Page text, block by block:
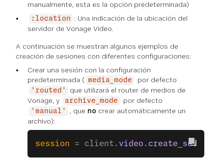
manualmente, esta es la opción predeterminada)
:location
: Una indicación de la ubicación del
servidor de Vonage Video.
A continuación se muestran algunos ejemplos de
creación de sesiones con diferentes configuraciones:
Crear una sesión con la configuración
predeterminada ( media_mode por defecto
'routed'
que utilizará el router de medios de
Vonage, y
archive_mode por defecto
'manual' , que no crear automáticamente un
archivo):
session = client. video . create_session